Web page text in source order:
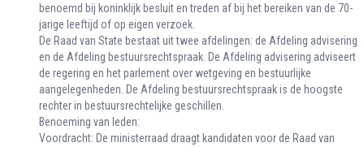
benoemd bij koninklijk besluit en treden af bij het bereiken van de 70-
jarige leeftijd of op eigen verzoek.
De Raad van State bestaat uit twee afdelingen: de Afdeling advisering
en de Afdeling bestuursrechtspraak. De Afdeling advisering adviseert
de regering en het parlement over wetgeving en bestuurlijke
aangelegenheden. De Afdeling bestuursrechtspraak is de hoogste
rechter in bestuursrechtelijke geschillen.
Benoeming van leden:
Voordracht: De ministerraad draagt kandidaten voor de Raad van